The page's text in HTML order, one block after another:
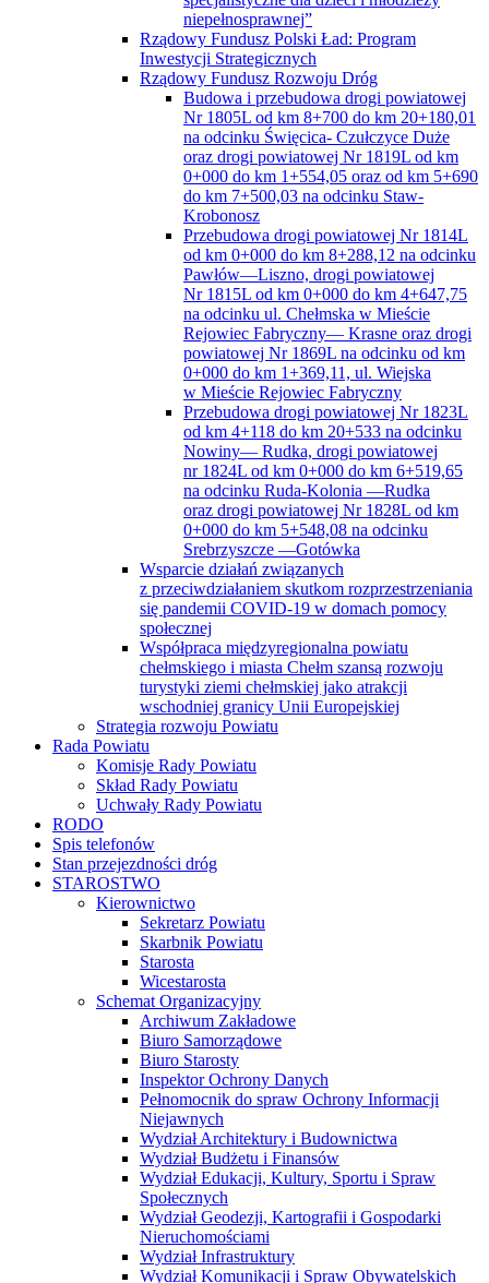
niepełnosprawnej”
Rządowy Fundusz Polski Ład: Program
Inwestycji Strategicznych
Rządowy Fundusz Rozwoju Dróg
Budowa i przebudowa drogi powiatowej
Nr 1805L od km 8+700 do km 20+180,01
na odcinku Święcica- Czułczyce Duże
oraz drogi powiatowej Nr 1819L od km
0+000 do km 1+554,05 oraz od km 5+690
do km 7+500,03 na odcinku Staw-
Krobonosz
Przebudowa drogi powiatowej Nr 1814L
od km 0+000 do km 8+288,12 na odcinku
Pawłów—Liszno, drogi powiatowej
Nr 1815L od km 0+000 do km 4+647,75
na odcinku ul. Chełmska w Mieście
Rejowiec Fabryczny— Krasne oraz drogi
powiatowej Nr 1869L na odcinku od km
0+000 do km 1+369,11, ul. Wiejska
w Mieście Rejowiec Fabryczny
Przebudowa drogi powiatowej Nr 1823L
od km 4+118 do km 20+533 na odcinku
Nowiny— Rudka, drogi powiatowej
nr 1824L od km 0+000 do km 6+519,65
na odcinku Ruda-Kolonia —Rudka
oraz drogi powiatowej Nr 1828L od km
0+000 do km 5+548,08 na odcinku
Srebrzyszcze —Gotówka
Wsparcie działań związanych
z przeciwdziałaniem skutkom rozprzestrzeniania
się pandemii COVID-19 w domach pomocy
społecznej
Współpraca międzyregionalna powiatu
chełmskiego i miasta Chełm szansą rozwoju
turystyki ziemi chełmskiej jako atrakcji
wschodniej granicy Unii Europejskiej
Strategia rozwoju Powiatu
Rada Powiatu
Komisje Rady Powiatu
Skład Rady Powiatu
Uchwały Rady Powiatu
RODO
Spis telefonów
Stan przejezdności dróg
STAROSTWO
Kierownictwo
Sekretarz Powiatu
Skarbnik Powiatu
Starosta
Wicestarosta
Schemat Organizacyjny
Archiwum Zakładowe
Biuro Samorządowe
Biuro Starosty
Inspektor Ochrony Danych
Pełnomocnik do spraw Ochrony Informacji
Niejawnych
Wydział Architektury i Budownictwa
Wydział Budżetu i Finansów
Wydział Edukacji, Kultury, Sportu i Spraw
Społecznych
Wydział Geodezji, Kartografii i Gospodarki
Nieruchomościami
Wydział Infrastruktury
Wydział Komunikacji i Spraw Obywatelskich